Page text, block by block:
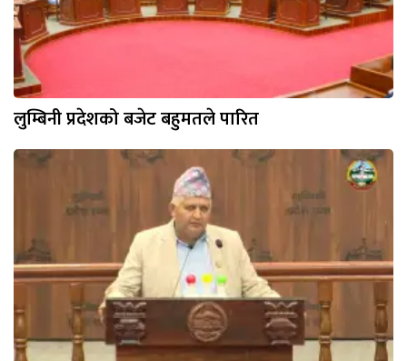
लुम्बिनी प्रदेशको बजेट बहुमतले पारित